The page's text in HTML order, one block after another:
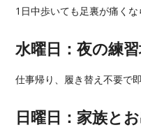
1日中歩いても足裏が痛くな
水曜日：夜の練
仕事帰り、履き替え不要で
日曜日：家族と